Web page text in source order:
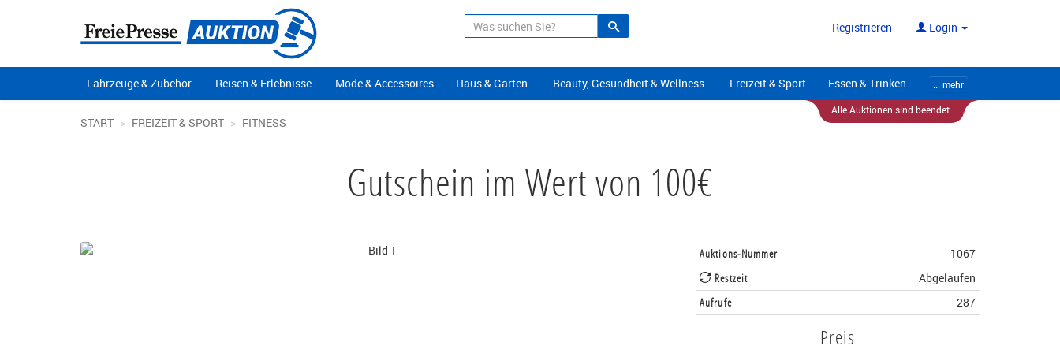
Suche Registrieren Login
Fahrzeuge & Zubehör Reisen & Erlebnisse Mode & Accessoires Haus & Garten Beauty, Gesundheit & Wellness Freizeit & Sport Essen & Trinken
... mehr
Alle Auktionen sind beendet.
START FREIZEIT & SPORT FITNESS
Gutschein im Wert von 100€
Auktions-Nummer
1067
Restzeit
Abgelaufen
Aufrufe
287
Preis